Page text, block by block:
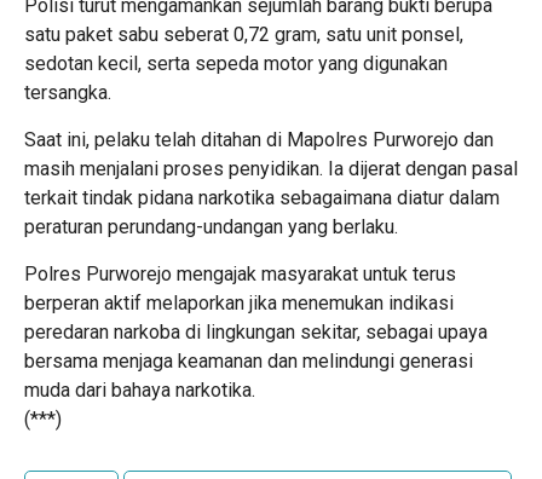
Polisi turut mengamankan sejumlah barang bukti berupa
satu paket sabu seberat 0,72 gram, satu unit ponsel,
sedotan kecil, serta sepeda motor yang digunakan
tersangka.
Saat ini, pelaku telah ditahan di Mapolres Purworejo dan
masih menjalani proses penyidikan. Ia dijerat dengan pasal
terkait tindak pidana narkotika sebagaimana diatur dalam
peraturan perundang-undangan yang berlaku.
Polres Purworejo mengajak masyarakat untuk terus
berperan aktif melaporkan jika menemukan indikasi
peredaran narkoba di lingkungan sekitar, sebagai upaya
bersama menjaga keamanan dan melindungi generasi
muda dari bahaya narkotika.
(***)